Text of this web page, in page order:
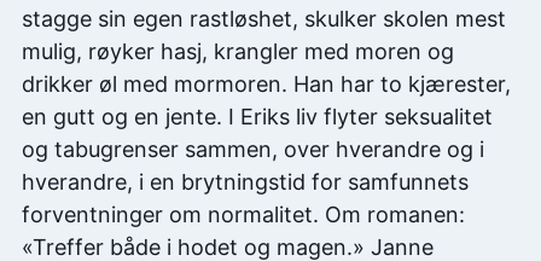
stagge sin egen rastløshet, skulker skolen mest
mulig, røyker hasj, krangler med moren og
drikker øl med mormoren. Han har to kjærester,
en gutt og en jente. I Eriks liv flyter seksualitet
og tabugrenser sammen, over hverandre og i
hverandre, i en brytningstid for samfunnets
forventninger om normalitet. Om romanen:
«Treffer både i hodet og magen.» Janne